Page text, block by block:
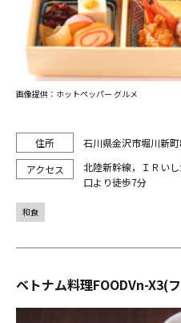
石川県金沢市堀川新
北陸新幹線，ＩＲい
口より徒歩7分
画像提供：ホットペッパー グルメ
和食
ベトナム料理FOODVn-X3(